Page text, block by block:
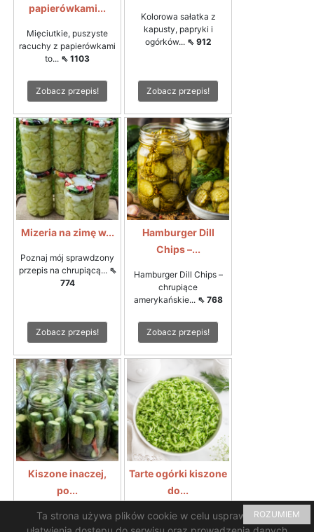
papierówkami...
Mięciutkie, puszyste
racuchy z papierówkami
to... ⇖ 1103
Zobacz przepis!
Kolorowa sałatka z
kapusty, papryki i
ogórków... ⇖ 912
Zobacz przepis!
Mizeria na zimę w...
Poznaj mój sprawdzony
przepis na chrupiącą... ⇖
774
Zobacz przepis!
Hamburger Dill
Chips –...
Hamburger Dill Chips –
chrupiące
amerykańskie... ⇖ 768
Zobacz przepis!
Kiszone inaczej,
po...
Rewelacyjny smak i
chrupkość ogórków...⇖
Tarte ogórki kiszone
do...
Tarte ogórki kiszone do
zupy ogórkowejTarte...⇖
Ta strona używa plików cookie w celu usprawnienia iROZUMIEM